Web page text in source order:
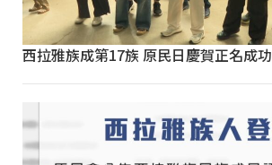
西拉雅族成第17族 原民日慶賀正名成功